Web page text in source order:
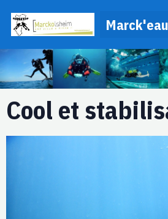
Marck'eau
Cool et